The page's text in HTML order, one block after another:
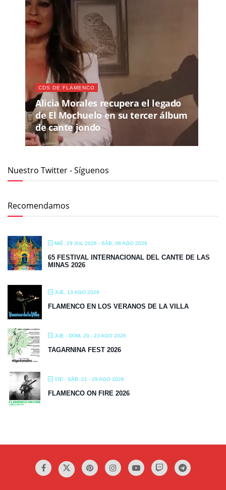
CDS DE FLAMENCO
Alicia Morales recupera el legado
de El Mochuelo en su tercer álbum
de cante jondo
Nuestro Twitter - Síguenos
Recomendamos
MIÉ, 29 JUL 2026 - SÁB, 08 AGO 2026
65 FESTIVAL INTERNACIONAL DEL CANTE DE LAS
MINAS 2026
JUE, 13 AGO 2026
FLAMENCO EN LOS VERANOS DE LA VILLA
JUE - DOM, 20 - 23 AGO 2026
TAGARNINA FEST 2026
VIE - SÁB, 21 - 29 AGO 2026
FLAMENCO ON FIRE 2026